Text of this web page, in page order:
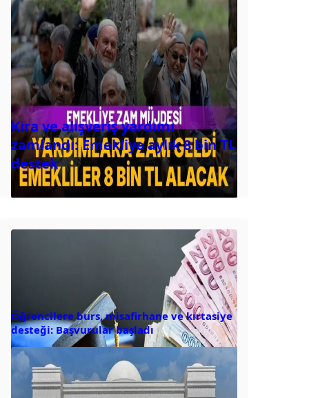
Kira ve alışveriş yardımı
zamlandı: Emekliye aylık 8 bin TL
destek
Öğrencilere burs, misafirhane ve kırtasiye
desteği: Başvurular başladı